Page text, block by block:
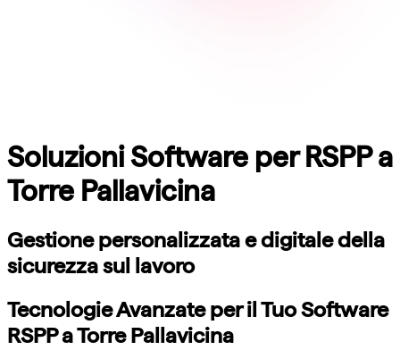
Soluzioni Software per RSPP a
Torre Pallavicina
Gestione personalizzata e digitale della
sicurezza sul lavoro
Tecnologie Avanzate per il Tuo Software
RSPP a Torre Pallavicina